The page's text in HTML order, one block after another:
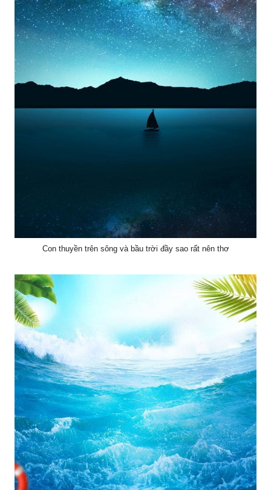
Con thuyền trên sông và bầu trời đầy sao rất nên thơ